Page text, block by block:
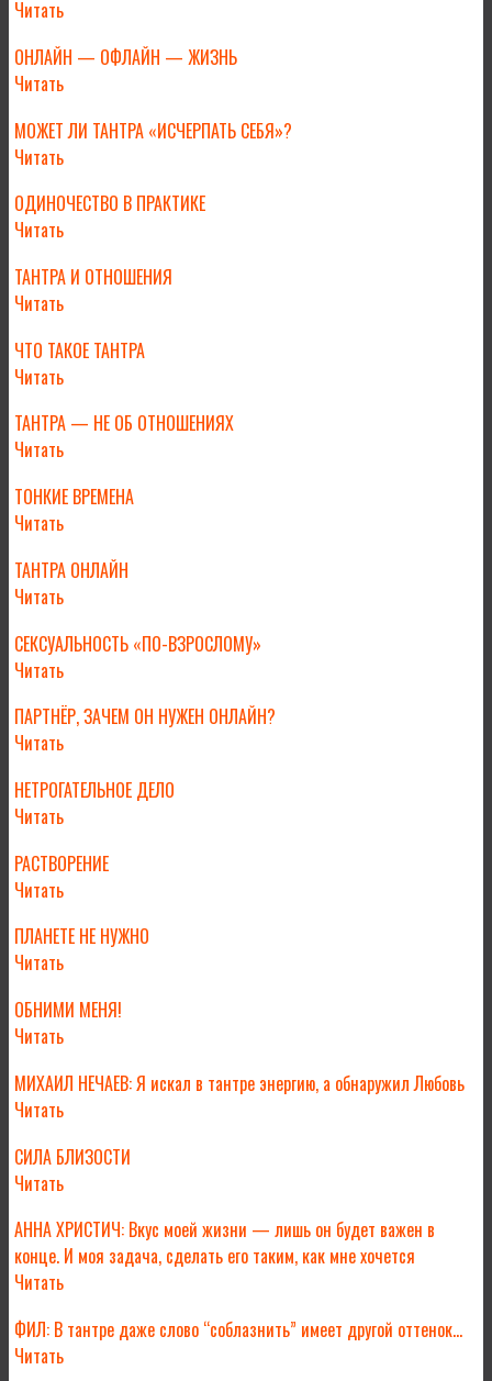
Читать
ОНЛАЙН — ОФЛАЙН — ЖИЗНЬ
Читать
МОЖЕТ ЛИ ТАНТРА «ИСЧЕРПАТЬ СЕБЯ»?
Читать
ОДИНОЧЕСТВО В ПРАКТИКЕ
Читать
ТАНТРА И ОТНОШЕНИЯ
Читать
ЧТО ТАКОЕ ТАНТРА
Читать
ТАНТРА — НЕ ОБ ОТНОШЕНИЯХ
Читать
ТОНКИЕ ВРЕМЕНА
Читать
ТАНТРА ОНЛАЙН
Читать
СЕКСУАЛЬНОСТЬ «ПО-ВЗРОСЛОМУ»
Читать
ПАРТНЁР, ЗАЧЕМ ОН НУЖЕН ОНЛАЙН?
Читать
НЕТРОГАТЕЛЬНОЕ ДЕЛО
Читать
РАСТВОРЕНИЕ
Читать
ПЛАНЕТЕ НЕ НУЖНО
Читать
ОБНИМИ МЕНЯ!
Читать
МИХАИЛ НЕЧАЕВ: Я искал в тантре энергию, а обнаружил Любовь
Читать
СИЛА БЛИЗОСТИ
Читать
АННА ХРИСТИЧ: Вкус моей жизни — лишь он будет важен в
конце. И моя задача, сделать его таким, как мне хочется
Читать
ФИЛ: В тантре даже слово “соблазнить” имеет другой оттенок…
Читать